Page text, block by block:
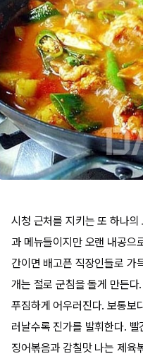
시청 근처를 지키는 또 하나
과 메뉴들이지만 오랜 내공으
간이면 배고픈 직장인들로 가
개는 절로 군침을 돌게 만든
푸짐하게 어우러진다. 보통보
러날수록 진가를 발휘한다.
징어볶음과 감칠맛 나는 제육